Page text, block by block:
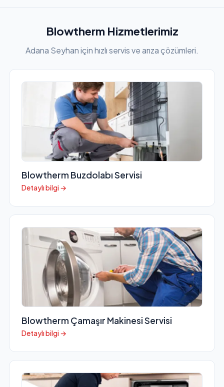
Blowtherm Hizmetlerimiz
Adana Seyhan için hızlı servis ve arıza çözümleri.
Blowtherm Buzdolabı Servisi
Detaylı bilgi →
Blowtherm Çamaşır Makinesi Servisi
Detaylı bilgi →